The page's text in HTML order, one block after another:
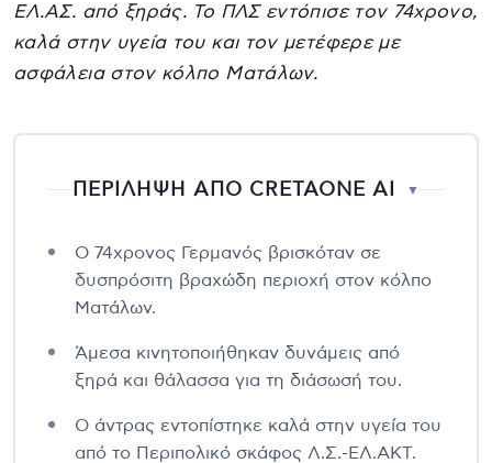
ΕΛ.ΑΣ. από ξηράς. Το ΠΛΣ εντόπισε τον 74χρονο,
καλά στην υγεία του και τον μετέφερε με
ασφάλεια στον κόλπο Ματάλων.
ΠΕΡΙΛΗΨΗ ΑΠΟ CRETAONE AI ▼
Ο 74χρονος Γερμανός βρισκόταν σε
δυσπρόσιτη βραχώδη περιοχή στον κόλπο
Ματάλων.
Άμεσα κινητοποιήθηκαν δυνάμεις από
ξηρά και θάλασσα για τη διάσωσή του.
Ο άντρας εντοπίστηκε καλά στην υγεία του
από το Περιπολικό σκάφος Λ.Σ.-ΕΛ.ΑΚΤ.